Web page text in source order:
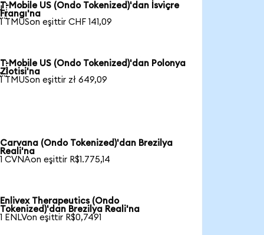
T-Mobile US (Ondo Tokenized)'dan İsviçre
Frangı'na
1 TMUSon eşittir CHF 141,09
T-Mobile US (Ondo Tokenized)'dan Polonya
Zlotisi'na
1 TMUSon eşittir zł 649,09
Carvana (Ondo Tokenized)'dan Brezilya
Reali'na
1 CVNAon eşittir R$1.775,14
Enlivex Therapeutics (Ondo
Tokenized)'dan Brezilya Reali'na
1 ENLVon eşittir R$0,7491